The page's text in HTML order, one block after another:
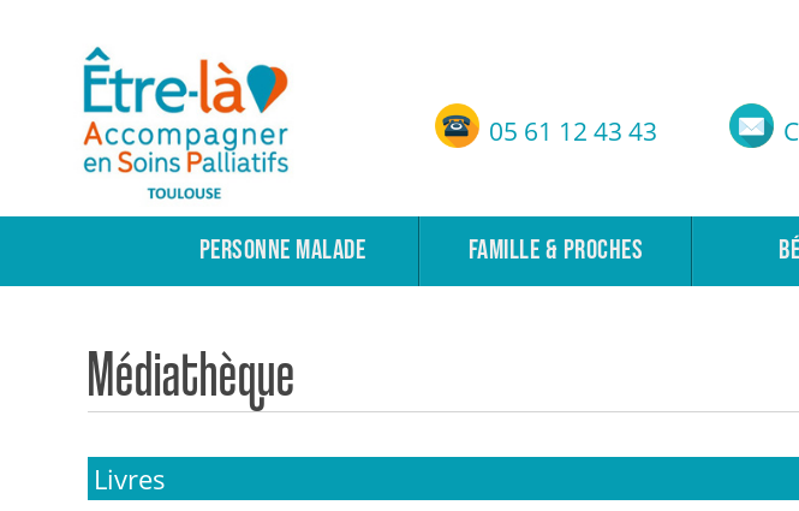
05 61 12 43 43
Etre-Là – ASP Toulouse
PERSONNE MALADE FAMILLE & PROCHES
Médiathèque
Livres